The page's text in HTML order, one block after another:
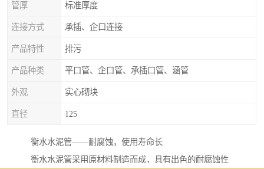
管厚 标准厚度
连接方式 承插、企口连接
产品特性 排污
产品种类 平口管、企口管、承插口管、涵管
外观 实心砌块
直径 125
衡水水泥管——耐腐蚀，使用寿命长
衡水水泥管采用原材料制造而成，具有出色的耐腐蚀性